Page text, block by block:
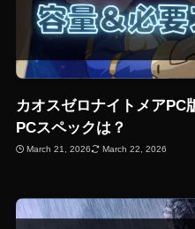
カオスゼロナイトメアPC
PCスペックは？
March 21, 2026 March 22, 2026